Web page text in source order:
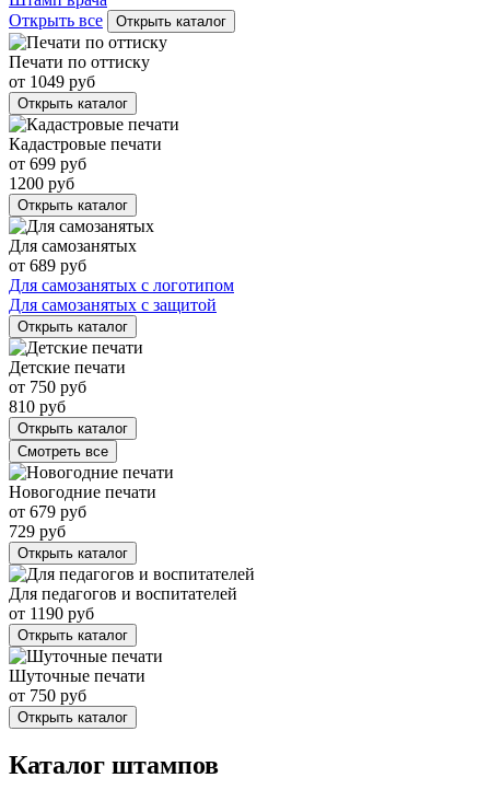
Открыть все
Открыть каталог
Печати по оттиску
от 1049 руб
Открыть каталог
Кадастровые печати
от 699 руб
1200 руб
Открыть каталог
Для самозанятых
от 689 руб
Для самозанятых с логотипом
Для самозанятых с защитой
Открыть каталог
Детские печати
от 750 руб
810 руб
Открыть каталог
Смотреть все
Новогодние печати
от 679 руб
729 руб
Открыть каталог
Для педагогов и воспитателей
от 1190 руб
Открыть каталог
Шуточные печати
от 750 руб
Открыть каталог
Каталог штампов